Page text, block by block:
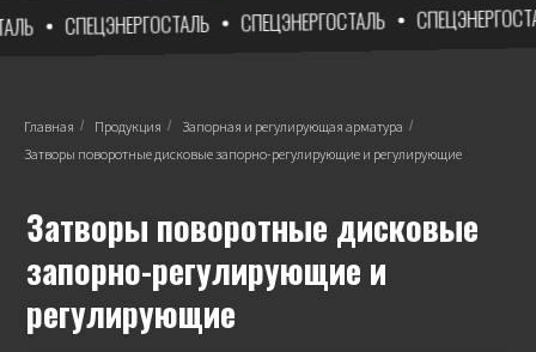
СПЕЦЭНЕРГОСТАЛЬ СПЕЦЭНЕРГОСТАЛЬ СПЕЦЭНЕРГОСТАЛЬ
Главная / Продукция / Запорная и регулирующая арматура /
Затворы поворотные дисковые запорно-регулирующие и регулирующие
Затворы поворотные дисковые
запорно-регулирующие и
регулирующие